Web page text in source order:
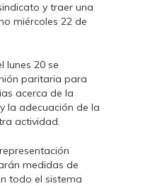
y traer una
miércoles 22 de
lunes 20 se
paritaria para
acerca de la
la adecuación de la
actividad.
medidas de
todo el sistema